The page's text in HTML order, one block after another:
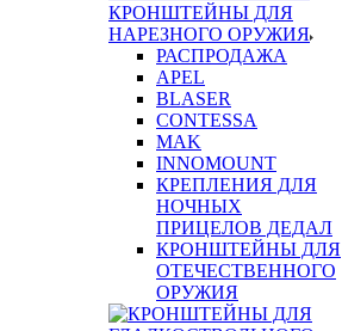
КРОНШТЕЙНЫ ДЛЯ
НАРЕЗНОГО ОРУЖИЯ
РАСПРОДАЖА
APEL
BLASER
CONTESSA
MAK
INNOMOUNT
КРЕПЛЕНИЯ ДЛЯ
НОЧНЫХ
ПРИЦЕЛОВ ДЕДАЛ
КРОНШТЕЙНЫ ДЛЯ
ОТЕЧЕСТВЕННОГО
ОРУЖИЯ